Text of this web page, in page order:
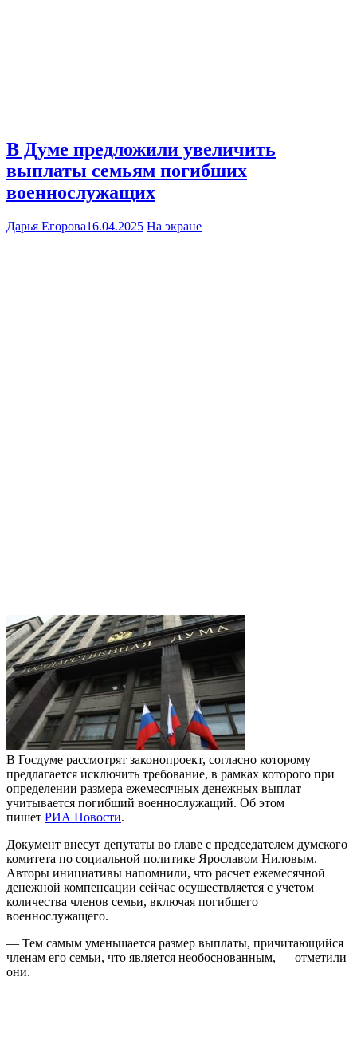
В Думе предложили увеличить
выплаты семьям погибших
военнослужащих
Дарья Егорова16.04.2025 На экране
В Госдуме рассмотрят законопроект, согласно которому
предлагается исключить требование, в рамках которого при
определении размера ежемесячных денежных выплат
учитывается погибший военнослужащий. Об этом
пишет РИА Новости.
Документ внесут депутаты во главе с председателем думского
комитета по социальной политике Ярославом Ниловым.
Авторы инициативы напомнили, что расчет ежемесячной
денежной компенсации сейчас осуществляется с учетом
количества членов семьи, включая погибшего
военнослужащего.
— Тем самым уменьшается размер выплаты, причитающийся
членам его семьи, что является необоснованным, — отметили
они.